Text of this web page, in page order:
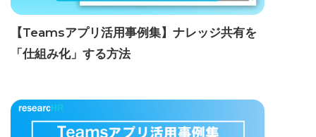
【Teamsアプリ活用事例集】ナレッジ共有を
「仕組み化」する方法